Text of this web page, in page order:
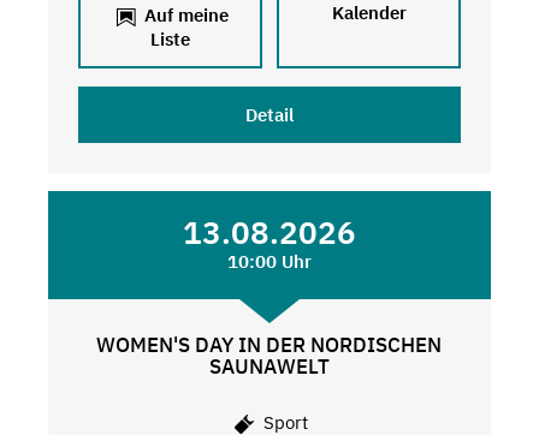
Auf meine
Liste
Kalender
Detail
13.08.2026
10:00 Uhr
WOMEN'S DAY IN DER NORDISCHEN
SAUNAWELT
Sport